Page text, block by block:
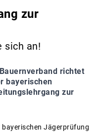
zur
sich an!
richtet
bayerischen
zur
Jägerprüfung